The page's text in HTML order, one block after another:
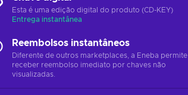
Esta é uma edição digital do produto (CD-KEY)
Entrega instantânea
Reembolsos instantâneos
Diferente de outros marketplaces, a Eneba permite
receber reembolso imediato por chaves não
visualizadas.